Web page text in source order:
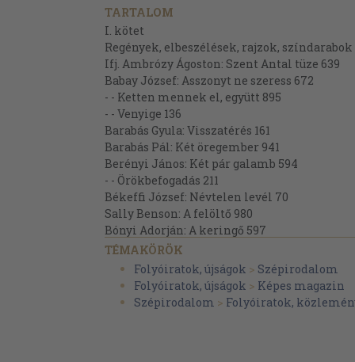
TARTALOM
I. kötet
Regények, elbeszélések, rajzok, színdarabok
Ifj. Ambrózy Ágoston: Szent Antal tüze 639
Babay József: Asszonyt ne szeress 672
- - Ketten mennek el, együtt 895
- - Venyige 136
Barabás Gyula: Visszatérés 161
Barabás Pál: Két öregember 941
Berényi János: Két pár galamb 594
- - Örökbefogadás 211
Békeffi József: Névtelen levél 70
Sally Benson: A felöltő 980
Bónyi Adorján: A keringő 597
- - A lámpaernyő 166
- - Haragban vagyunk 706
- - Nászút 462
- - A vőlegény 271
Csathó Kálmán: Szita-utca 23, 2,
TÉMAKÖRÖK
Folyóiratok, újságok > Szépirodalom
Folyóiratok, újságok > Képes magazin
Szépirodalom > Folyóiratok,